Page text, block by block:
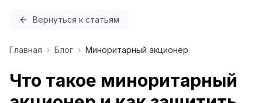
Вернуться к статьям
Главная › Блог › Миноритарный акционер
Что такое миноритарный